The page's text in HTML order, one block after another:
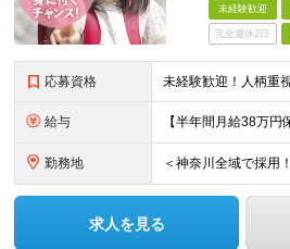
未経験歓迎
完全週休2日
応募資格
給与
勤務地
求人を見る